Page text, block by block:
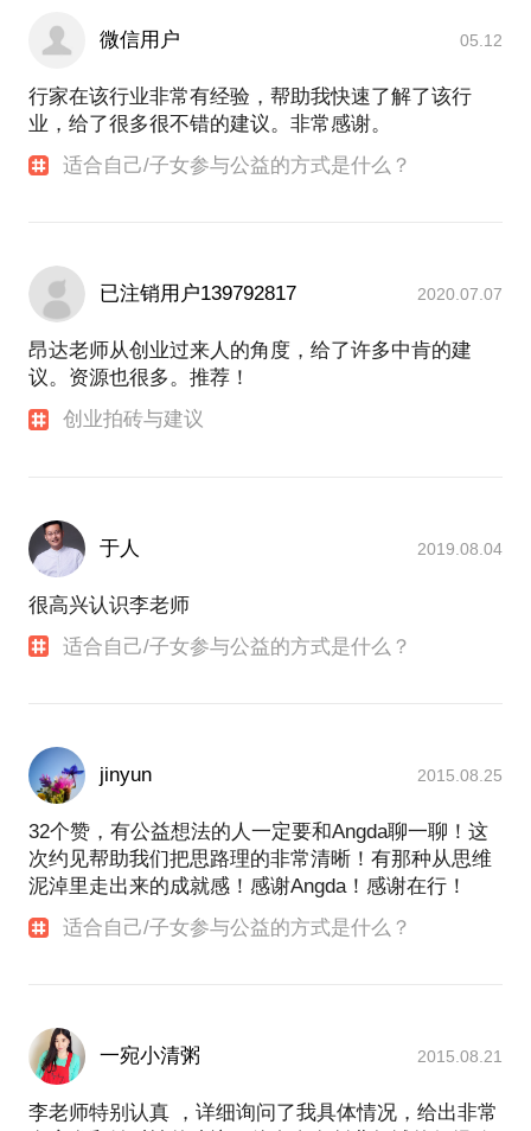
书。
数聚变科技致力于开发与运营公民参与式开放数据平
台与开放数据内容及应用（软件+数据内容与应
用）。
奇点公益致力于推动公益领域的开放协作与开放数据
微信用户 05.12
行家在该行业非常有经验，帮助我快速了解了该行
业，给了很多很不错的建议。非常感谢。
适合自己/子女参与公益的方式是什么？
已注销用户139792817 2020.07.07
昂达老师从创业过来人的角度，给了许多中肯的建
议。资源也很多。推荐！
创业拍砖与建议
于人 2019.08.04
很高兴认识李老师
适合自己/子女参与公益的方式是什么？
jinyun 2015.08.25
32个赞，有公益想法的人一定要和Angda聊一聊！这
次约见帮助我们把思路理的非常清晰！有那种从思维
泥淖里走出来的成就感！感谢Angda！感谢在行！
适合自己/子女参与公益的方式是什么？
一宛小清粥 2015.08.21
李老师特别认真 ，详细询问了我具体情况，给出非常